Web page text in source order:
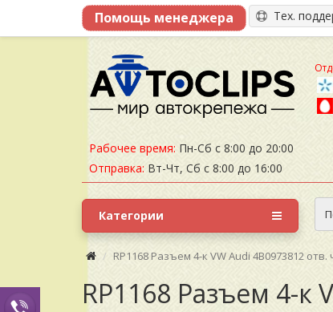
Тех.
Рабочее время: Пн-Сб с 8:00 до 20:00
Отправка: Вт-Чт, Сб с 8:00 до 16:00
Категории
RP1168 Разъем 4-к VW Audi 4B0973812 отв.
RP1168 Разъем 4-к